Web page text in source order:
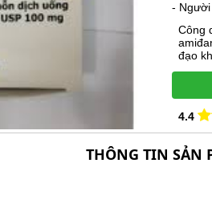
-
Công
đạo
4.4
THÔNG TIN SẢN